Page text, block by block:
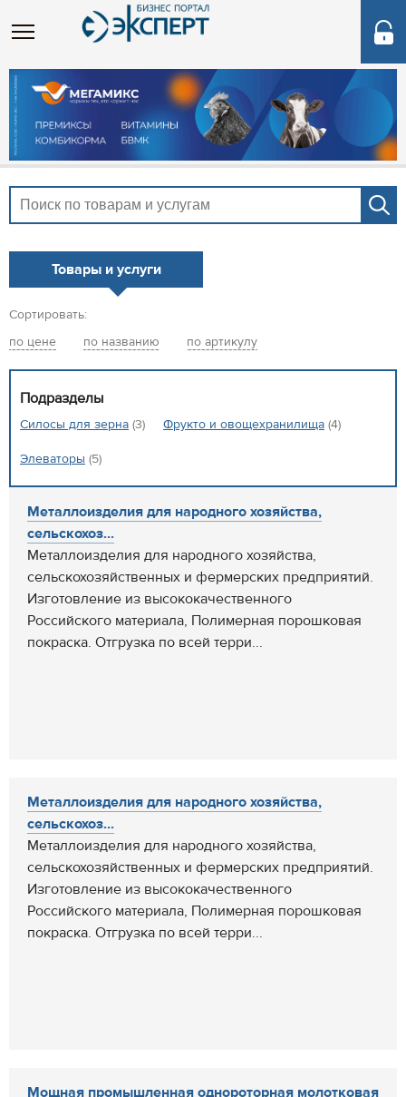
Товары и услуги
Сортировать:
по цене
по названию по артикулу
Подразделы
Силосы для зерна (3) Фрукто и овощехранилища (4)
Элеваторы (5)
Металлоизделия для народного хозяйства,
сельскохоз...
Металлоизделия для народного хозяйства,
сельскохозяйственных и фермерских предприятий.
Изготовление из высококачественного
Российского материала, Полимерная порошковая
покраска. Отгрузка по всей терри...
Металлоизделия для народного хозяйства,
сельскохоз...
Металлоизделия для народного хозяйства,
сельскохозяйственных и фермерских предприятий.
Изготовление из высококачественного
Российского материала, Полимерная порошковая
покраска. Отгрузка по всей терри...
Мощная промышленная однороторная молотковая